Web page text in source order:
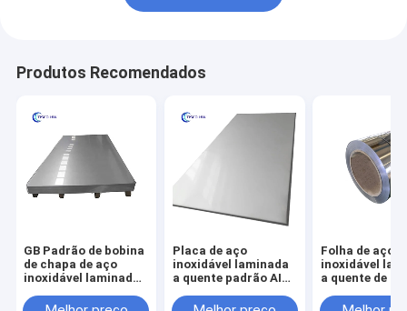
Produtos Recomendados
GB Padrão de bobina
de chapa de aço
inoxidável laminada
largura de 1219 mm
Placa de aço
inoxidável laminada
a quente padrão AISI
R23 e acabamento
Folha de aço
inoxidável
a quente de
para